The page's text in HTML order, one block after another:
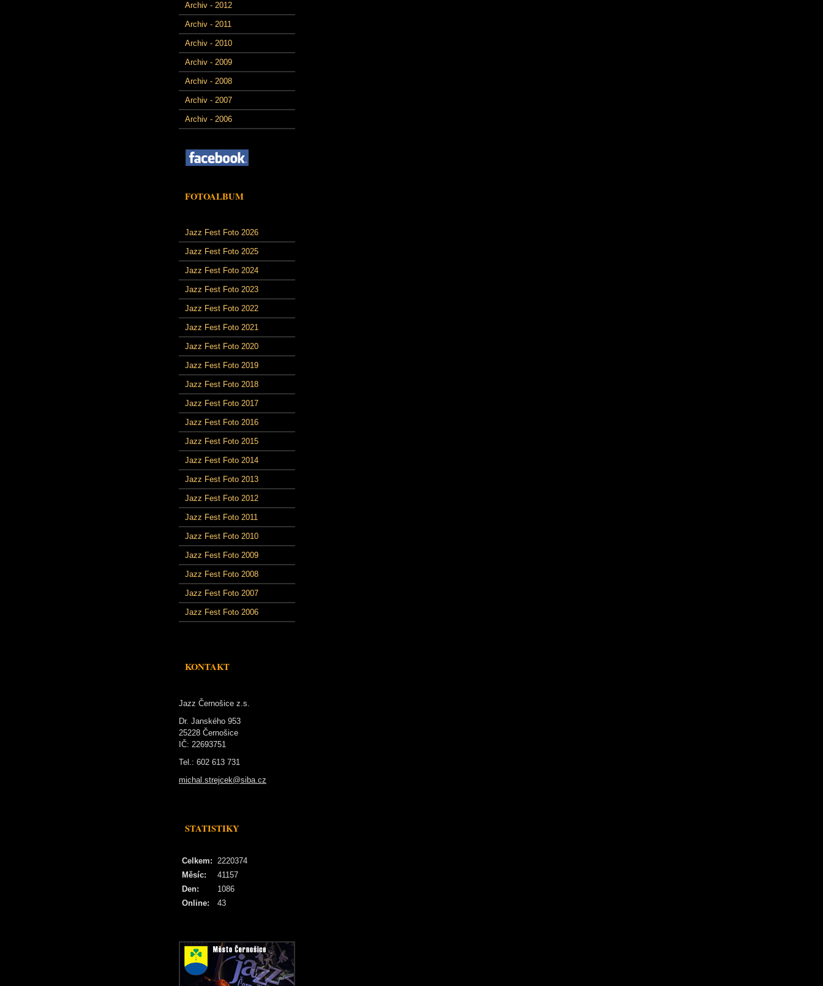
Archiv - 2012
Archiv - 2011
Archiv - 2010
Archiv - 2009
Archiv - 2008
Archiv - 2007
Archiv - 2006
FOTOALBUM
Jazz Fest Foto 2026
Jazz Fest Foto 2025
Jazz Fest Foto 2024
Jazz Fest Foto 2023
Jazz Fest Foto 2022
Jazz Fest Foto 2021
Jazz Fest Foto 2020
Jazz Fest Foto 2019
Jazz Fest Foto 2018
Jazz Fest Foto 2017
Jazz Fest Foto 2016
Jazz Fest Foto 2015
Jazz Fest Foto 2014
Jazz Fest Foto 2013
Jazz Fest Foto 2012
Jazz Fest Foto 2011
Jazz Fest Foto 2010
Jazz Fest Foto 2009
Jazz Fest Foto 2008
Jazz Fest Foto 2007
Jazz Fest Foto 2006
KONTAKT
Jazz Černošice z.s.
Dr. Janského 953
25228 Černošice
IČ: 22693751
Tel.: 602 613 731
michal.strejcek@siba.cz
STATISTIKY
Online: 43
Celkem: 2220374
Měsíc:
41157
Den:
1086